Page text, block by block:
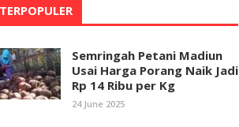
TERPOPULER
Semringah Petani Madiun
Usai Harga Porang Naik Jadi
Rp 14 Ribu per Kg
24 June 2025